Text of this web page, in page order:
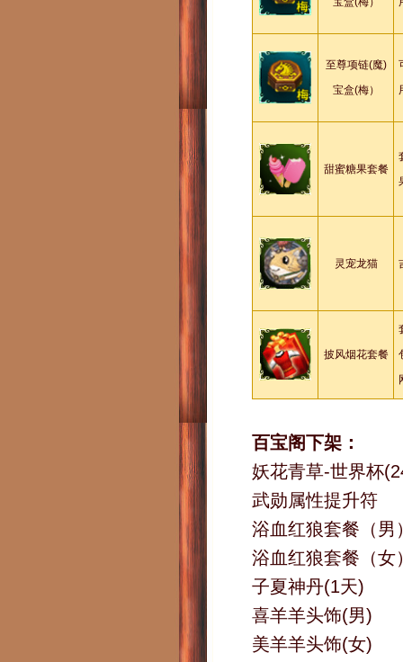
至尊项链(魔)
宝盒(梅）
甜蜜糖果套餐
灵宠龙猫
披风烟花套餐
百宝阁下架：
妖花青草-世界杯
武勋属性提升符
浴血红狼套餐（男
浴血红狼套餐（女
子夏神丹(1天)
喜羊羊头饰(男)
美羊羊头饰(女)